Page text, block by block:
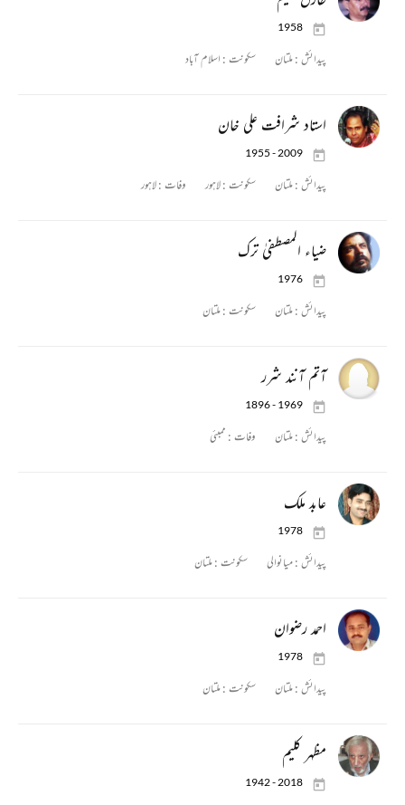
1958
پیدائش :ملتان سکونت : اسلام آباد
استاد شرافت علی خان
1955 - 2009
پیدائش :ملتان سکونت :لاہور وفات :لاہور
ضیاء المصطفیٰ ترک
1976
پیدائش :ملتان سکونت :ملتان
آتم آنند شرر
1896 - 1969
پیدائش :ملتان وفات : ممبئی
عابد ملک
1978
پیدائش :میانوالی سکونت :ملتان
احمد رضوان
1978
پیدائش :ملتان سکونت :ملتان
مظہر کلیم
1942 - 2018